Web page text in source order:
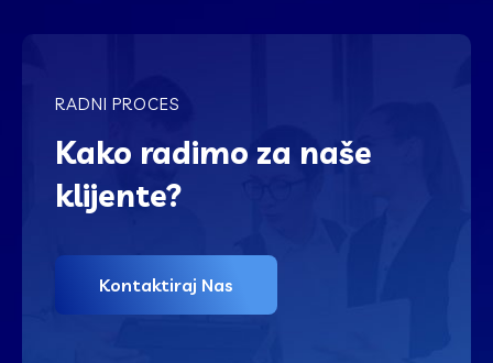
RADNI PROCES
Kako radimo za naše
klijente?
Kontaktiraj Nas